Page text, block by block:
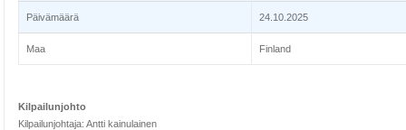
Päivämäärä 24.10.2025
Maa Finland
Kilpailunjohto
Kilpailunjohtaja: Antti kainulainen